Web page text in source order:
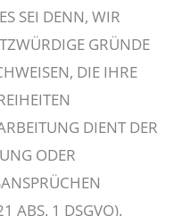
SEI DENN, WIR
GRÜNDE
DIE IHRE
DIENT DER
ODER
ABS. 1 DSGVO).